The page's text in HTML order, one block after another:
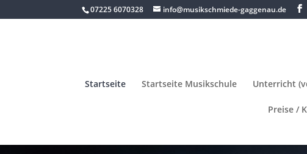
07225 6070328 info@musikschmiede-gaggenau.de
Startseite Startseite Musikschule Unterricht
Preise /